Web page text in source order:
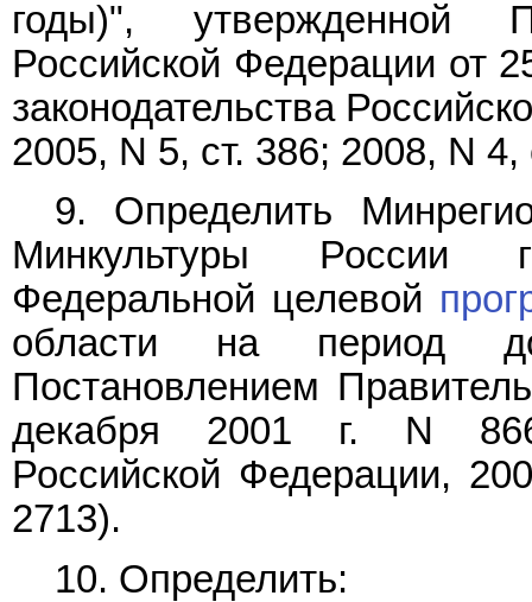
годы)", утвержденной
Российской Федерации от
законодательства
2005, N 5, ст. 386; 2008, N 4,
9. Определить
Минкультуры России
Федеральной целевой
области на период
Постановлением
декабря 2001 г. N 866
Российской Федерации,
2713).
10. Определить: